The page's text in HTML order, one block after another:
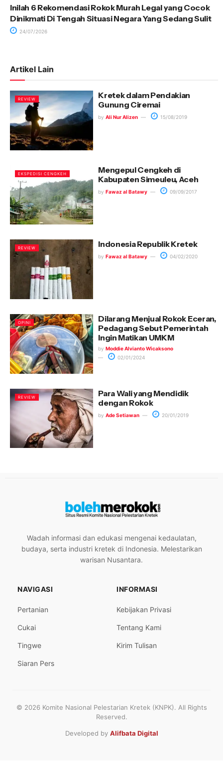
Inilah 6 Rekomendasi Rokok Murah Legal yang Cocok
Dinikmati Di Tengah Situasi Negara Yang Sedang Sulit
24/07/2026
Artikel Lain
REVIEW
Kretek dalam Pendakian
Gunung Ciremai
by Ali Nur Alizen 15/08/2019
EKSPEDISI CENGKEH
Mengepul Cengkeh di
Kabupaten Simeuleu, Aceh
by Fawaz al Batawy 09/09/2017
REVIEW Indonesia Republik Kretek
by Fawaz al Batawy 04/02/2020
OPINI
Dilarang Menjual Rokok Eceran,
Pedagang Sebut Pemerintah
Ingin Matikan UMKM
by Moddie Alvianto Wicaksono
02/01/2024
REVIEW
Para Wali yang Mendidik
dengan Rokok
by Ade Setiawan 20/01/2019
Wadah informasi dan edukasi mengenai kedaulatan,
budaya, serta industri kretek di Indonesia. Melestarikan
warisan Nusantara.
NAVIGASI
Pertanian
Cukai
Tingwe
Siaran Pers
INFORMASI
Kebijakan Privasi
Tentang Kami
Kirim Tulisan
© 2026 Komite Nasional Pelestarian Kretek (KNPK). All Rights
Reserved.
Developed by Alifbata Digital